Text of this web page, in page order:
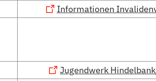
Informationen
Jugendwerk